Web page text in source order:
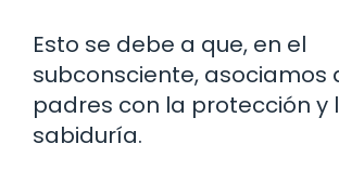
Esto se debe a que, en el
subconsciente, asociamos
padres con la protección y
sabiduría.